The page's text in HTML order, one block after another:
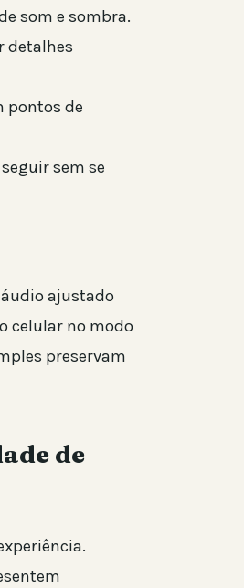
som e sombra.
detalhes
pontos de
sem se
áudio ajustado
celular no modo
preservam
de